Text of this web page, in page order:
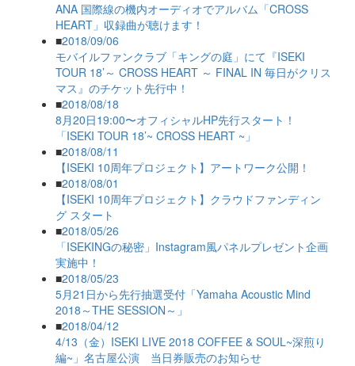
ANA 国際線の機内オーディオでアルバム「CROSS
HEART」収録曲が聴けます！
■2018/09/06
モバイルファンクラブ「キングの庭」にて『ISEKI
TOUR 18’～ CROSS HEART ～ FINAL IN 毎日がクリス
マス』のチケット先行中！
■2018/08/18
8月20日19:00〜オフィシャルHP先行スタート！
「ISEKI TOUR 18’~ CROSS HEART ~」
■2018/08/11
【ISEKI 10周年プロジェクト】アートワーク公開！
■2018/08/01
【ISEKI 10周年プロジェクト】クラウドファンディン
グ スタート
■2018/05/26
「ISEKINGの秘密」Instagram風パネルプレゼント企画
実施中！
■2018/05/23
5月21日から先行抽選受付「Yamaha Acoustic Mind
2018～THE SESSION～」
■2018/04/12
4/13（金）ISEKI LIVE 2018 COFFEE & SOUL~深煎り
編~」名古屋公演 当日券販売のお知らせ